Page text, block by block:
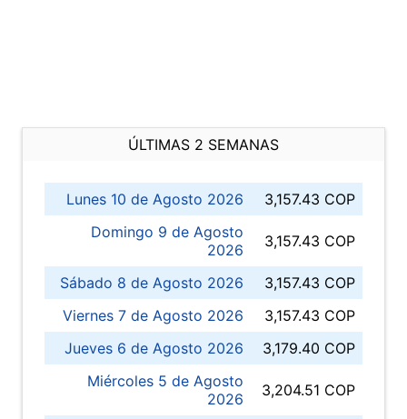
ÚLTIMAS 2 SEMANAS
Lunes 10 de Agosto 2026
3,157.43 COP
Domingo 9 de Agosto
2026
3,157.43 COP
Sábado 8 de Agosto 2026
3,157.43 COP
Viernes 7 de Agosto 2026
3,157.43 COP
Jueves 6 de Agosto 2026
3,179.40 COP
Miércoles 5 de Agosto
2026
3,204.51 COP